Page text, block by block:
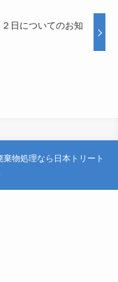
２日についてのお知
物処理なら日本トリート